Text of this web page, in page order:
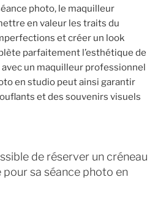
photo, le maquilleur
en valeur les traits du
et créer un look
parfaitement l’esthétique de
avec un maquilleur professionnel
en studio peut ainsi garantir
et des souvenirs visuels
de réserver un créneau
sa séance photo en